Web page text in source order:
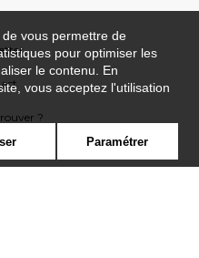
?
vous permettre de
pour optimiser les
le contenu. En
vous acceptez l'utilisation
Paramétrer